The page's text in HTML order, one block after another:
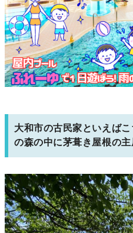
大和市の古民家といえば
の森の中に茅葺き屋根の主